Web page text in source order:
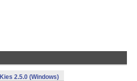
Kies 2.5.0 (Windows)